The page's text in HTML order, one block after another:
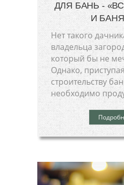
ДЛЯ БАНЬ -
И
Нет такого
владельца
который бы не
Однако,
строительству
необходимо